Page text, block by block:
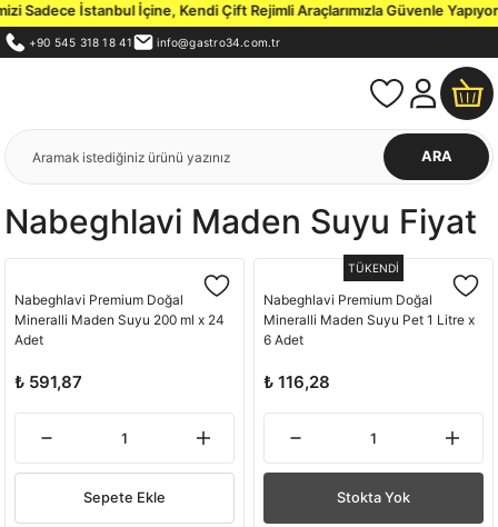
Sadece İstanbul İçine, Kendi Çift Rejimli Araçlarımızla Güvenle
+90 545 318 18 41 info@gastro34.com.tr
ARA
Nabeghlavi Maden Suyu Fiyat
Nabeghlavi Premium Doğal
Mineralli Maden Suyu 200 ml x 24
Adet
₺ 591,87
Sepete Ekle
TÜKENDİ
Nabeghlavi Premium Doğal
Mineralli Maden Suyu Pet 1 Litre x
6 Adet
₺ 116,28
Stokta Yok